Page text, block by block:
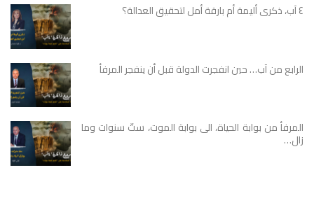
٤ آب، ذكرى أليمة أم بارقة أمل لتحقيق العدالة؟
الرابع من آب… حين انفجرت الدولة قبل أن ينفجر المرفأ
المرفأ من بوابة الحياة، الى بوابة الموت، ستّ سنوات وما
زال…